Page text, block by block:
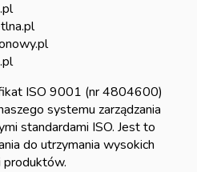
ISO 9001 (nr 4804600)
systemu zarządzania
standardami ISO. Jest to
do utrzymania wysokich
produktów.